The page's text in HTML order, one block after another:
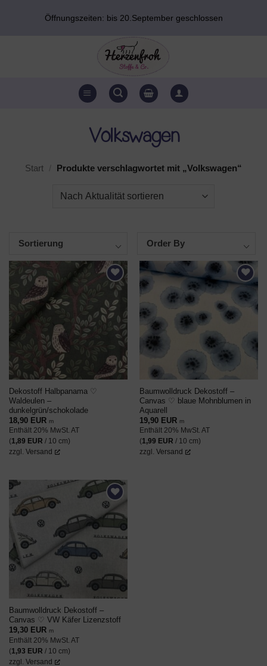
Öffnungszeiten: bis 20.September geschlossen
Volkswagen
Start Produkte verschlagwortet mit „Volkswagen“
Sortierung Order By
WUNSCHZETTEL
Dekostoff Halbpanama ♡
Waldeulen –
dunkelgrün/schokolade
18,90 EUR m
Enthält 20% MwSt. AT
(1,89 EUR / 10 cm)
zzgl. Versand
AUF DEN
WUNSCHZETTEL
Baumwolldruck Dekostoff –
Canvas ♡ blaue Mohnblumen in
Aquarell
19,90 EUR m
Enthält 20% MwSt. AT
(1,99 EUR / 10 cm)
zzgl. Versand
AUF DEN
WUNSCHZETTEL
Baumwolldruck Dekostoff –
Canvas ♡ VW Käfer Lizenzstoff
19,30 EUR m
Enthält 20% MwSt. AT
(1,93 EUR / 10 cm)
zzgl. Versand